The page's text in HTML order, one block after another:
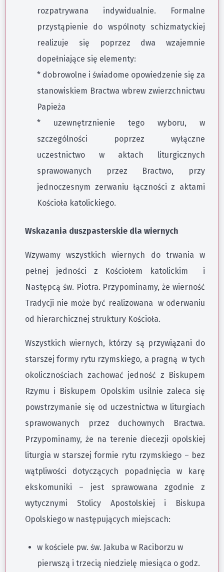
rozpatrywana indywidualnie. Formalne
przystąpienie do wspólnoty schizmatyckiej
realizuje się poprzez dwa wzajemnie
dopełniające się elementy:
* dobrowolne i świadome opowiedzenie się za
stanowiskiem Bractwa wbrew zwierzchnictwu
Papieża
* uzewnętrznienie tego wyboru, w
szczególności poprzez wyłączne
uczestnictwo w aktach liturgicznych
sprawowanych przez Bractwo, przy
jednoczesnym zerwaniu łączności z aktami
Kościoła katolickiego.
Wskazania duszpasterskie dla wiernych
Wzywamy wszystkich wiernych do trwania w
pełnej jedności z Kościołem katolickim i
Następcą św. Piotra. Przypominamy, że wierność
Tradycji nie może być realizowana w oderwaniu
od hierarchicznej struktury Kościoła.
Wszystkich wiernych, którzy są przywiązani do
starszej formy rytu rzymskiego, a pragną w tych
okolicznościach zachować jedność z Biskupem
Rzymu i Biskupem Opolskim usilnie zaleca się
powstrzymanie się od uczestnictwa w liturgiach
sprawowanych przez duchownych Bractwa.
Przypominamy, że na terenie diecezji opolskiej
liturgia w starszej formie rytu rzymskiego – bez
wątpliwości dotyczących popadnięcia w karę
ekskomuniki – jest sprawowana zgodnie z
wytycznymi Stolicy Apostolskiej i Biskupa
Opolskiego w następujących miejscach:
w kościele pw. św. Jakuba w Raciborzu w
pierwszą i trzecią niedzielę miesiąca o godz.